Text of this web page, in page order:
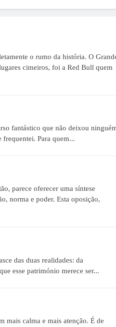
o rumo da história. O
cimeiros, foi a Red Bull quem
fantástico que não deixou
frequentei. Para quem...
parece oferecer uma síntese
norma e poder. Esta oposição,
das duas realidades: da
esse património merece ser...
mais calma e mais atenção. É de